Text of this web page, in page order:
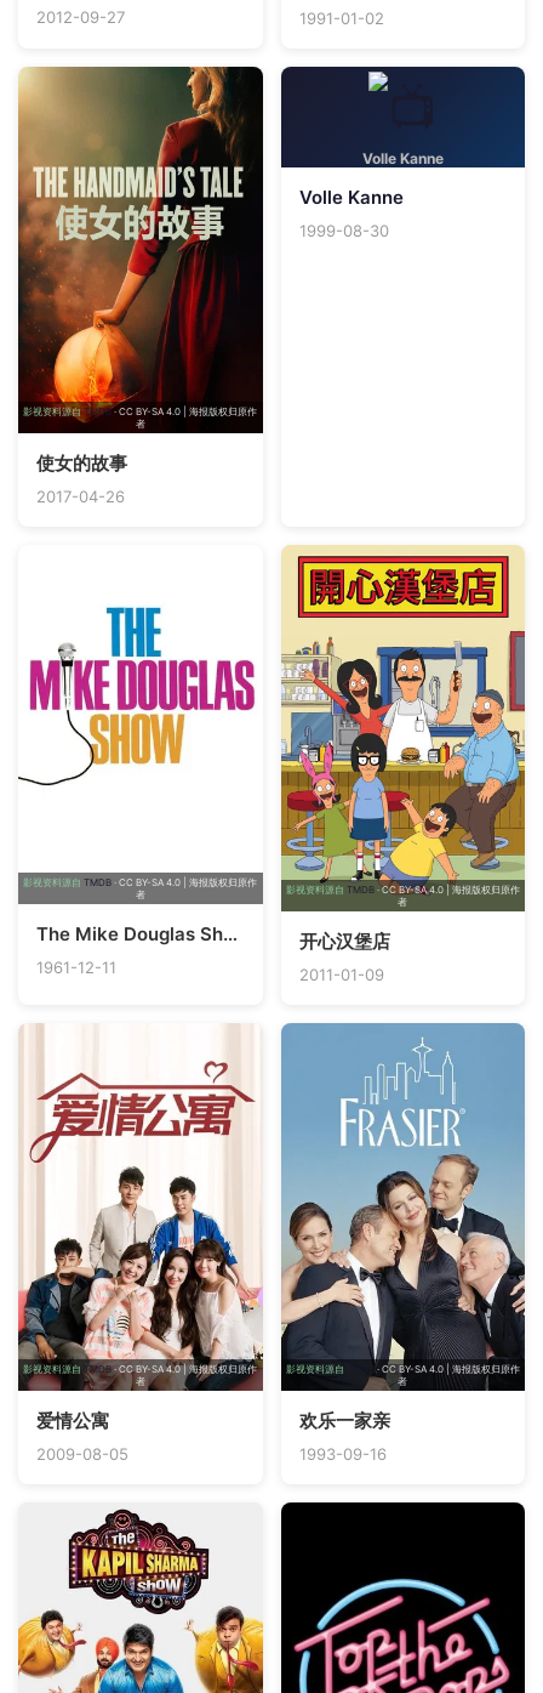
2012-09-27 1991-01-02
影视资料源自TMDB· CC BY-SA 4.0 | 海报版权归原作
者
使女的故事
2017-04-26
Volle Kanne
Volle Kanne
1999-08-30
影视资料源自TMDB · CC BY-SA 4.0 | 海报版权归原作
者
The Mike Douglas Show
1961-12-11
影视资料源自 TMDB· CC BY-SA 4.0 | 海报版权归原作
者
开心汉堡店
2011-01-09
影视资料源自 TMDB· CC BY-SA 4.0 | 海报版权归原作
者
爱情公寓
2009-08-05
影视资料源自 TMDB· CC BY-SA 4.0 | 海报版权归原作
者
欢乐一家亲
1993-09-16